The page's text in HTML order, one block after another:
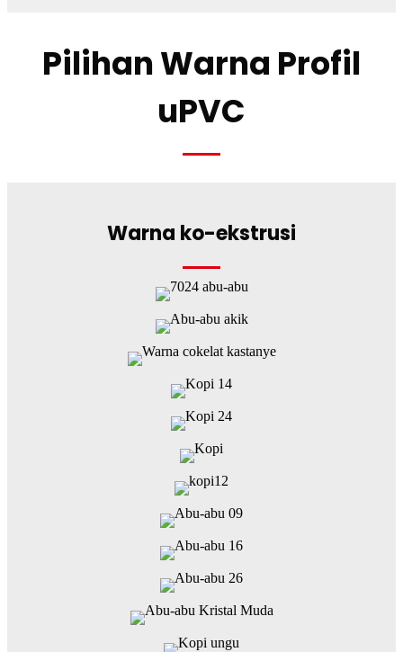
Pilihan Warna Profil
uPVC
Warna ko-ekstrusi